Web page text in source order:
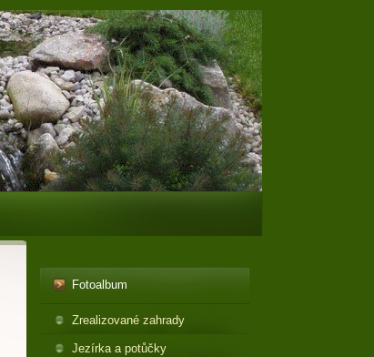
Fotoalbum
Zrealizované zahrady
Jezírka a potůčky